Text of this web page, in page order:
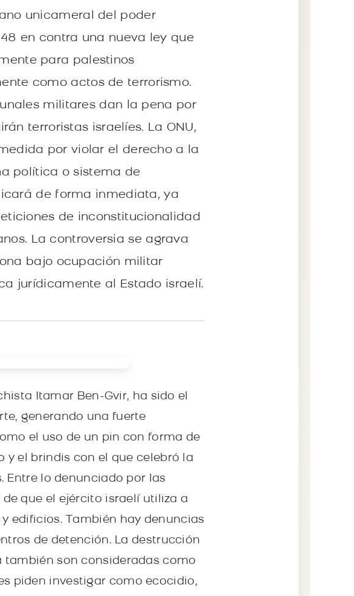
unicameral del poder
en contra una nueva ley que
para palestinos
como actos de terrorismo.
militares dan la pena por
terroristas israelíes. La ONU,
por violar el derecho a la
política o sistema de
de forma inmediata, ya
de inconstitucionalidad
La controversia se agrava
bajo ocupación militar
jurídicamente al Estado israelí.
Itamar Ben-Gvir, ha sido el
generando una fuerte
el uso de un pin con forma de
y el brindis con el que celebró la
lo denunciado por las
que el ejército israelí utiliza a
edificios. También hay denuncias
de detención. La destrucción
son consideradas como
piden investigar como ecocidio,